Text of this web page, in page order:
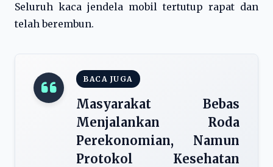
Seluruh kaca jendela mobil tertutup rapat dan
telah berembun.
BACA JUGA
Masyarakat Bebas
Menjalankan Roda
Perekonomian, Namun
Protokol Kesehatan